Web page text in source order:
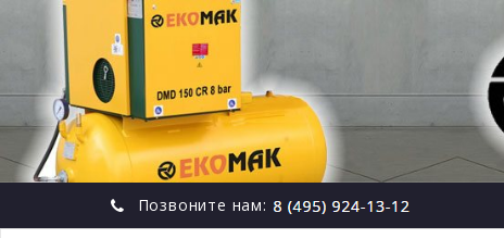
Позвоните нам: